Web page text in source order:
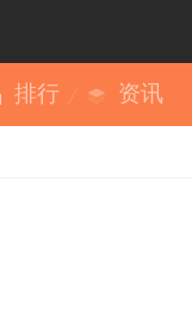
排行 资讯